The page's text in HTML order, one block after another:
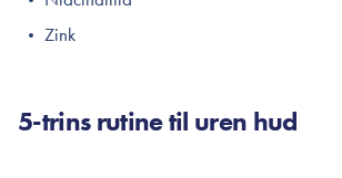
Zink
5-trins rutine til uren hud